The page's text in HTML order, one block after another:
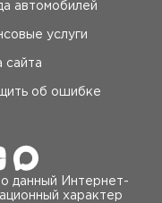
автомобилей
услуги
сайта
об ошибке
данный Интернет-
характер